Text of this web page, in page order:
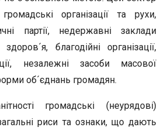
організації та рухи,
партії, недержавні заклади
благодійні організації,
незалежні засоби масової
об´єднань громадян.
громадські (неурядові)
риси та ознаки, що дають